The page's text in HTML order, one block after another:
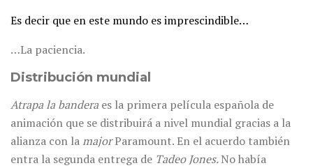
Es decir que en este mundo es imprescindible…
…La paciencia.
Distribución mundial
Atrapa la bandera es la primera película española de
animación que se distribuirá a nivel mundial gracias a la
alianza con lamajorParamount. En el acuerdo también
entra la segunda entrega de Tadeo Jones.No había